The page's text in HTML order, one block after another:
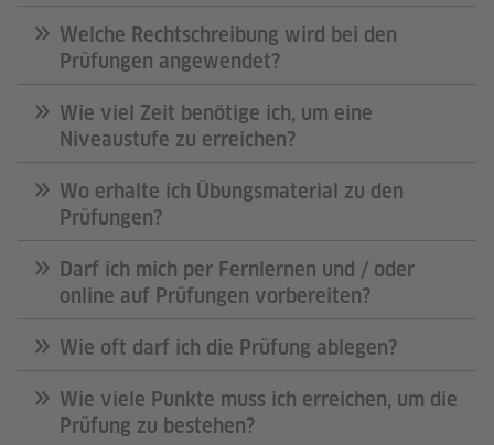
Welche Rechtschreibung wird bei den
Prüfungen angewendet?
Wie viel Zeit benötige ich, um eine
Niveaustufe zu erreichen?
Wo erhalte ich Übungsmaterial zu den
Prüfungen?
Darf ich mich per Fernlernen und / oder
online auf Prüfungen vorbereiten?
Wie oft darf ich die Prüfung ablegen?
Wie viele Punkte muss ich erreichen, um die
Prüfung zu bestehen?